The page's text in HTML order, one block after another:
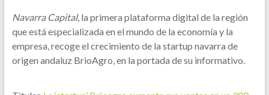
Navarra Capital, la primera plataforma digital de la región
que está especializada en el mundo de la economía y la
empresa, recoge el crecimiento de la startup navarra de
origen andaluz BrioAgro, en la portada de su informativo.